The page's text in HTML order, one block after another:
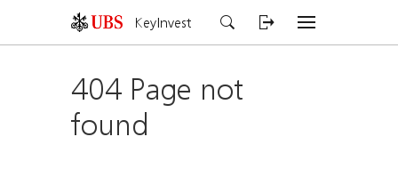
KeyInvest
404 Page not
found